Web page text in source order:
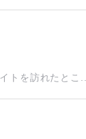
トを訪れたとこ...